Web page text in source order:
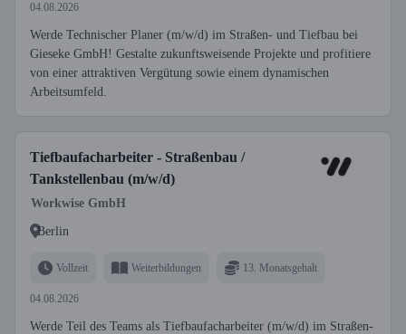
04.08.2026
Werde Technischer Planer (m/w/d) im Straßen- und Tiefbau bei
Gieseke GmbH! Gestalte zukunftsweisende Projekte und profitiere
von einer attraktiven Vergütung sowie einem dynamischen
Arbeitsumfeld.
Tiefbaufacharbeiter - Straßenbau /
Tankstellenbau (m/w/d)
Workwise GmbH
Berlin
Vollzeit Weiterbildungen 13. Monatsgehalt
04.08.2026
Werde Teil des Teams als Tiefbaufacharbeiter (m/w/d) im Straßen-